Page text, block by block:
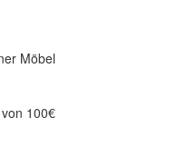
Möbel
100€